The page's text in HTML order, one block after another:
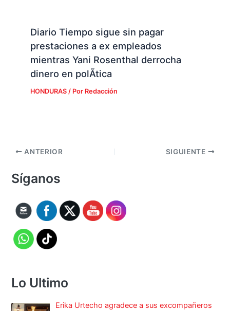
Diario Tiempo sigue sin pagar
prestaciones a ex empleados
mientras Yani Rosenthal derrocha
dinero en polÃ­tica
HONDURAS/ Por Redacción
ANTERIOR SIGUIENTE
Síganos
Lo Ultimo
Erika Urtecho agradece a sus excompañeros